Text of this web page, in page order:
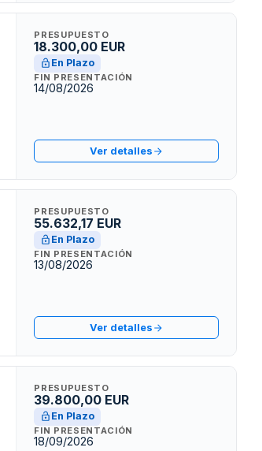
PRESUPUESTO
18.300,00 EUR
En Plazo
FIN PRESENTACIÓN
14/08/2026
Ver detalles
PRESUPUESTO
55.632,17 EUR
En Plazo
FIN PRESENTACIÓN
13/08/2026
Ver detalles
PRESUPUESTO
39.800,00 EUR
En Plazo
FIN PRESENTACIÓN
18/09/2026